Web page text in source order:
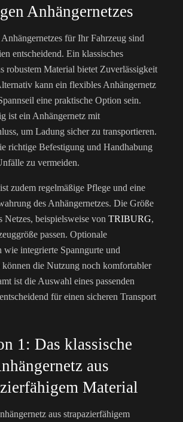
Anhängernetzes
für Ihr Fahrzeug sind
entscheidend. Ein klassisches
robustem Material bietet Zuverlässigkeit
kann ein flexibles Anhängernetz
eine praktische Option sein.
ist ein Anhängernetz mit
um Ladung sicher zu transportieren.
richtige Befestigung und Handhabung
zu vermeiden.
zudem regelmäßige Pflege und eine
des Anhängernetzes. Die Größe
Netzes, beispielsweise von TRIBURG,
passen. Optionale
wie integrierte Spanngurte und
können die Nutzung noch komfortabler
ist die Auswahl eines passenden
für einen sicheren Transport
1: Das klassische
aus
Material
aus strapazierfähigem